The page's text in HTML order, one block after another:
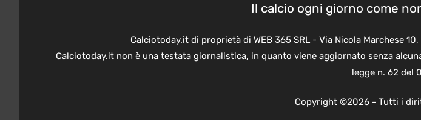
Il calcio ogni giorno come
Calciotoday.it di proprietà di WEB 365 SRL - Via Nicola Marchese
Calciotoday.it non è una testata giornalistica, in quanto viene aggiornato senza
legge n. 62 del
Copyright ©2026 - Tutti i